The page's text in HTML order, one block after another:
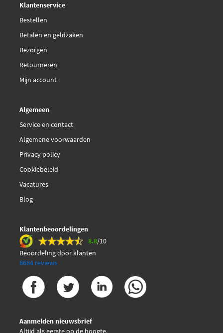
Klantenservice
Bestellen
Betalen en geldzaken
Bezorgen
Retourneren
Mijn account
Algemeen
Service en contact
Algemene voorwaarden
Privacy policy
Cookiebeleid
Vacatures
Blog
Klantenbeoordelingen
8.8/10
Beoordeling door klanten
6664 reviews
Aanmelden nieuwsbrief
Altijd als eerste op de hoogte.